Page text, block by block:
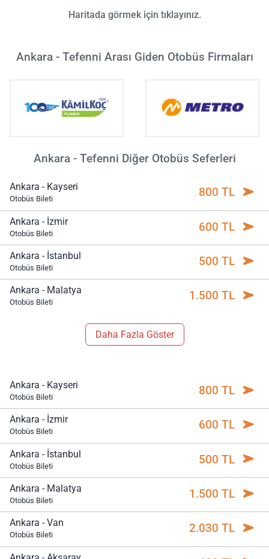
Haritada görmek için tıklayınız.
Ankara - Tefenni Arası Giden Otobüs Firmaları
Ankara - Tefenni Diğer Otobüs Seferleri
Ankara - Kayseri
Otobüs Bileti 800 TL
Ankara - İzmir
Otobüs Bileti 600 TL
Ankara - İstanbul
Otobüs Bileti 500 TL
Ankara - Malatya
Otobüs Bileti 1.500 TL
Daha Fazla Göster
Ankara - Kayseri
Otobüs Bileti 800 TL
Ankara - İzmir
Otobüs Bileti 600 TL
Ankara - İstanbul
Otobüs Bileti 500 TL
Ankara - Malatya
Otobüs Bileti 1.500 TL
Ankara - Van
Otobüs Bileti 2.030 TL